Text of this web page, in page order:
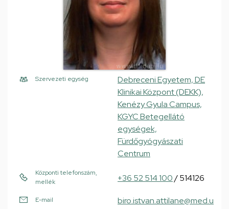
Szervezeti egység
Debreceni Egyetem, DE
Klinikai Központ (DEKK),
Kenézy Gyula Campus,
KGYC Betegellátó
egységek,
Fürdőgyógyászati
Centrum
Központi telefonszám,
mellék
+36 52 514 100/ 514126
E-mail
biro.istvan.attilane@med.u